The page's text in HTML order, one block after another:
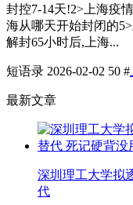
封控7-14天!2˃上海疫
海从哪天开始封闭的
解封65小时后,上海...
短语录 2026-02-02 50 #
最新文章
深圳理工大学拟
代